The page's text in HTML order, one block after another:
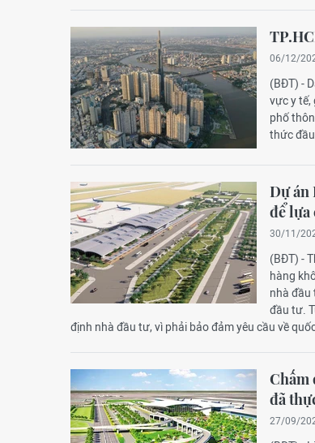
06/12/
(BĐT) -
vực y tế,
phố
thức
Dự án
để lựa
30/11/
(BĐT) -
hàng
nhà đầu
đầu tư.
định nhà đầu tư, vì phải bảo đảm yêu cầu về
Chấm
đã
27/09/